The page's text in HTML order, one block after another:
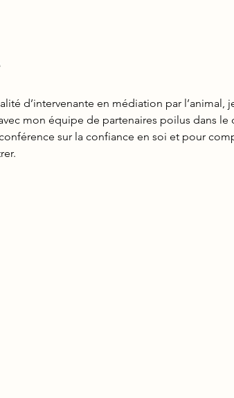
d’intervenante en médiation par l’animal,
mon équipe de partenaires poilus dans le
sur la confiance en soi et pour